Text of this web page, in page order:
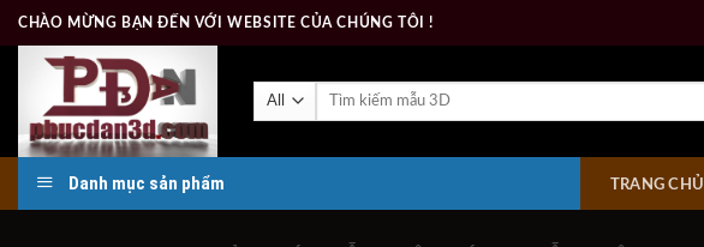
Skip
to
content
CHÀO MỪNG BẠN ĐẾN VỚI WEBSITE CỦA CHÚNG TÔI !
Tìm
Danh mục sản phẩm TRANG CHỦ